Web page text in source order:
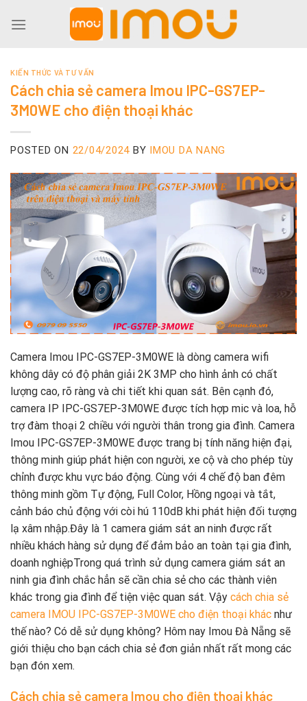
KIẾN THỨC VÀ TƯ VẤN
Cách chia sẻ camera Imou IPC-GS7EP-
3M0WE cho điện thoại khác
POSTED ON 22/04/2024 BY IMOU DA NANG
Camera Imou IPC-GS7EP-3M0WE là dòng camera wifi
không dây có độ phân giải 2K 3MP cho hình ảnh có chất
lượng cao, rõ ràng và chi tiết khi quan sát. Bên cạnh đó,
camera IP IPC-GS7EP-3M0WE được tích hợp mic và loa, hỗ
trợ đàm thoại 2 chiều với người thân trong gia đình. Camera
Imou IPC-GS7EP-3M0WE được trang bị tính năng hiện đại,
thông minh giúp phát hiện con người, xe cộ và cho phép tùy
chỉnh được khu vực báo động. Cùng với 4 chế độ ban đêm
thông minh gồm Tự động, Full Color, Hồng ngoại và tắt,
cảnh báo chủ động với còi hú 110dB khi phát hiện đối tượng
lạ xâm nhập.Đây là 1 camera giám sát an ninh được rất
nhiều khách hàng sử dụng để đảm bảo an toàn tại gia đình,
doanh nghiệpTrong quá trình sử dụng camera giám sát an
ninh gia đình chắc hẳn sẽ cần chia sẻ cho các thành viên
khác trong gia đình để tiện việc quan sát. Vậy cách chia sẻ
camera IMOU IPC-GS7EP-3M0WE cho điện thoại khác như
thế nào? Có dễ sử dụng không? Hôm nay Imou Đà Nẵng sẽ
giới thiệu cho bạn cách chia sẻ đơn giản nhất rất mong các
bạn đón xem.
Cách chia sẻ camera Imou cho điện thoại khác